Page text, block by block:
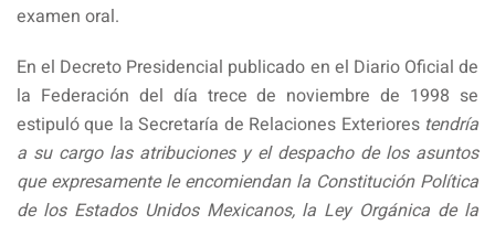
examen oral.
En el Decreto Presidencial publicado en el Diario Oficial de
la Federación del día trece de noviembre de 1998 se
estipuló que la Secretaría de Relaciones Exteriores tendría
a su cargo las atribuciones y el despacho de los asuntos
que expresamente le encomiendan la Constitución Política
de los Estados Unidos Mexicanos, la Ley Orgánica de la